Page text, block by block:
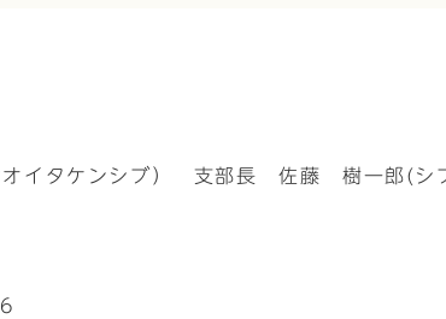
オイタケンシブ） 支部長 佐藤 樹一郎(